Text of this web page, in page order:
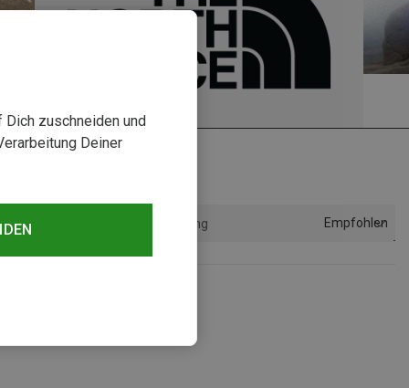
Sortierung Empfohlen
zuschneiden und
Deiner